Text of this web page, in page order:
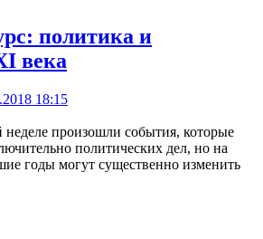
политика и
века
18:15
произошли события, которые
политических дел, но на
годы могут существенно изменить